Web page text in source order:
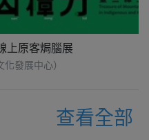
上原客焗腦展
發展中心）
查看全部